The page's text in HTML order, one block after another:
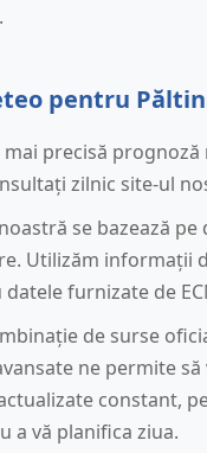
pentru
mai precisă prognoză
zilnic site-ul
se bazează pe
Utilizăm informații
furnizate de
de surse
ne permite
constant,
a vă planifica ziua.